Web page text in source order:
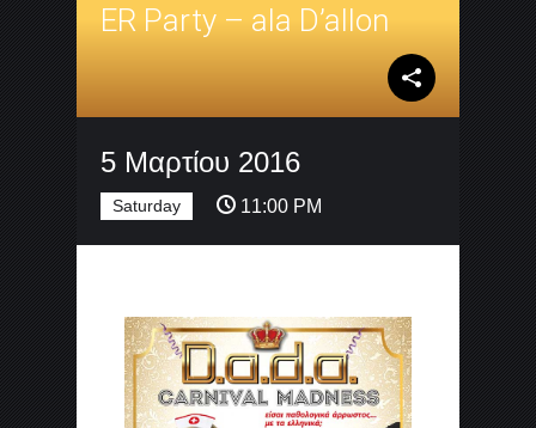
ER Party – ala D’allon
5 Μαρτίου 2016
Saturday 11:00 PM